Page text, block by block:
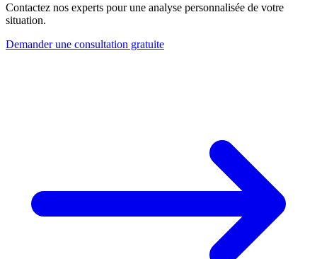
Contactez nos experts pour une analyse personnalisée de votre
situation.
Demander une consultation gratuite